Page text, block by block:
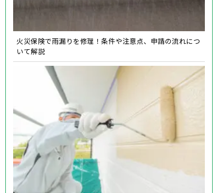
火災保険で雨漏りを修理！条件や注意点、申請の流れにつ
いて解説